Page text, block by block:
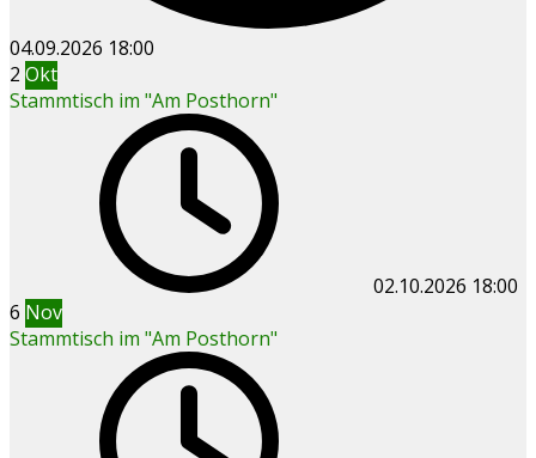
04.09.2026 18:00
2 Okt
Stammtisch im "Am Posthorn"
02.10.2026 18:00
6 Nov
Stammtisch im "Am Posthorn"